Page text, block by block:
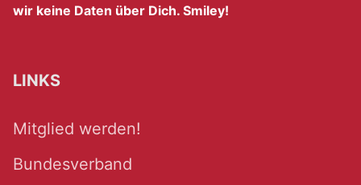
wir keine Daten über Dich. Smiley!
LINKS
Mitglied werden!
Bundesverband